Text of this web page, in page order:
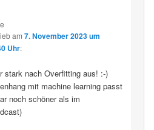
am7. November 2023 um
Uhr:
stark nach Overfitting aus! :-)
mit machine learning passt
noch schöner als im